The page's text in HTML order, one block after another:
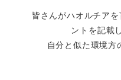
皆さんがハオルチア
ントを記載
自分と似た環境方